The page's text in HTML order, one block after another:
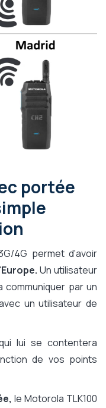
portée
4G permet d'avoir
Un utilisateur
communiquer par un
un utilisateur de
lui se contentera
de vos points
le Motorola TLK100